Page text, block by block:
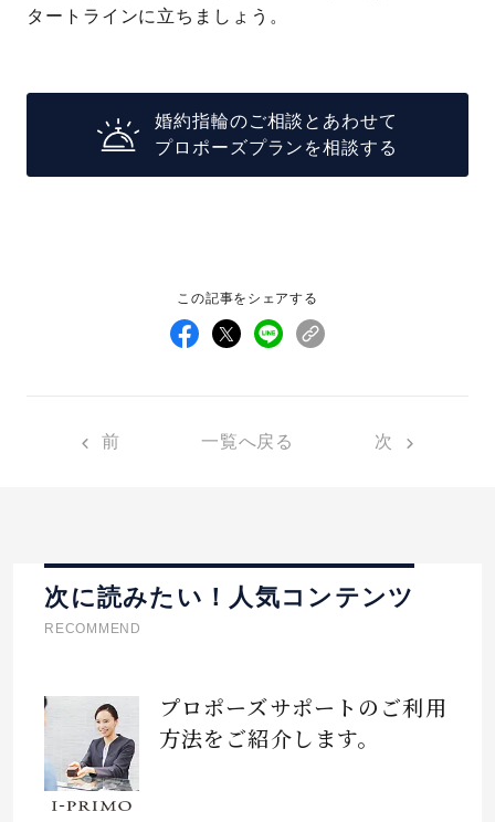
タートラインに立ちましょう。
婚約指輪のご相談とあわせて
プロポーズプランを相談する
この記事をシェアする
前 一覧へ戻る 次
次に読みたい！人気コンテンツ
RECOMMEND
プロポーズサポートのご利用
方法をご紹介します。